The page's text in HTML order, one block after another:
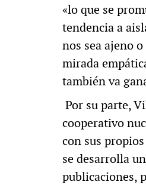
«lo que se
tendencia a
nos sea ajeno
mirada
también va
Por su parte,
cooperativo
con sus
se desarrolla
publicaciones,